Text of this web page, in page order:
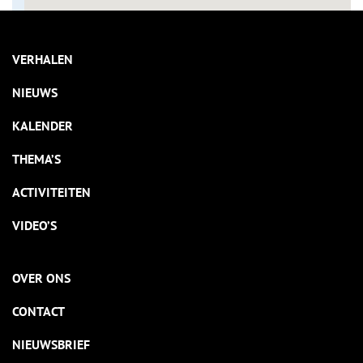
VERHALEN
NIEUWS
KALENDER
THEMA’S
ACTIVITEITEN
VIDEO’S
OVER ONS
CONTACT
NIEUWSBRIEF